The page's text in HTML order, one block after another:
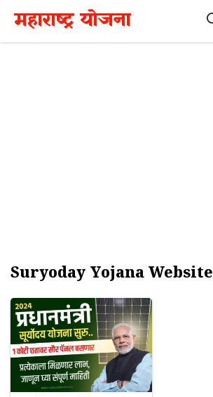
Skip
content
महाराष्ट्र योजना
Suryoday Yojana Website